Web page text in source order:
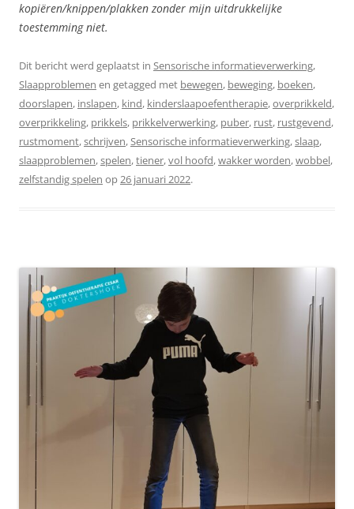
kopiëren/knippen/plakken zonder mijn uitdrukkelijke
toestemming niet.
Dit bericht werd geplaatst in Sensorische informatieverwerking,
Slaapproblemen en getagged met bewegen, beweging, boeken,
doorslapen, inslapen, kind, kinderslaapoefentherapie,overprikkeld,
overprikkeling, prikkels, prikkelverwerking, puber, rust, rustgevend,
rustmoment,schrijven,Sensorische informatieverwerking,slaap,
slaapproblemen,spelen,tiener,vol hoofd,wakker worden,wobbel,
zelfstandig spelen op26 januari 2022.